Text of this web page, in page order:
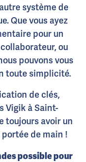
système de
Que vous ayez
pour un
ou
pouvons vous
toute simplicité.
de clés,
Vigik à Saint-
toujours avoir un
de main !
possible pour